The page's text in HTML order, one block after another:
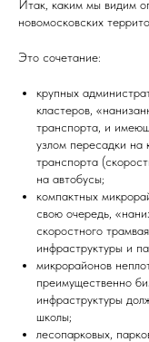
Итак, каким мы видим
новомосковских
Это сочетание:
крупных
кластеров,
транспорта, и
узлом пересадки на
транспорта
на автобусы;
компактных
свою очередь,
скоростного
инфраструктуры и
микрорайонов
преимущественно
инфраструктуры
школы;
лесопарковых,